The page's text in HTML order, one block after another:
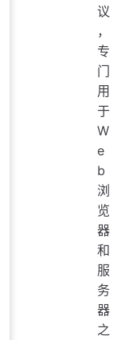
议
，
专
门
用
于
W
e
b
浏
览
器
和
服
务
器
之